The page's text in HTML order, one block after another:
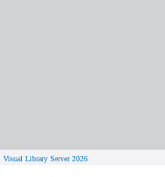
Visual Library Server 2026